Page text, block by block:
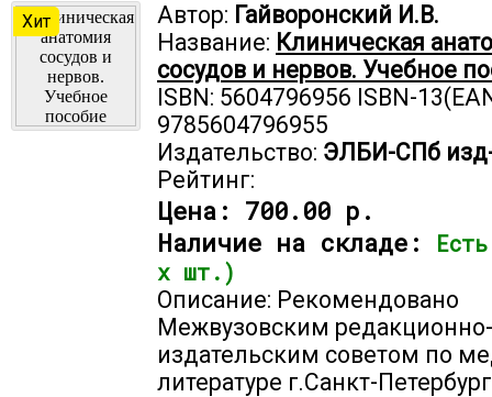
Хит Автор: Гайворонский И.В.
Название: Клиническая
сосудов и нервов. Учебное
ISBN: 5604796956 ISBN-
9785604796955
Издательство: ЭЛБИ-СПб
Рейтинг:
Цена: 700.00 р.
Наличие на складе:
х шт.)
Описание: Рекомендовано
Межвузовским редакционно-
издательским советом по
литературе г.Санкт-